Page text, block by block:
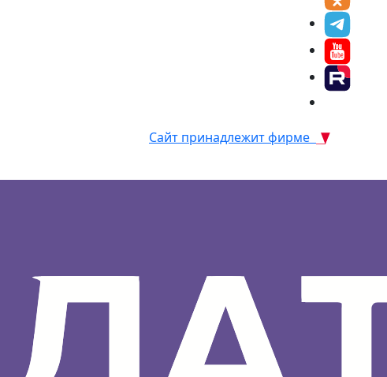
Сайт принадлежит фирме